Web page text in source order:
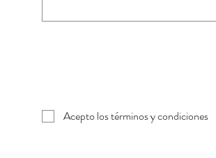
Acepto los términos y condiciones